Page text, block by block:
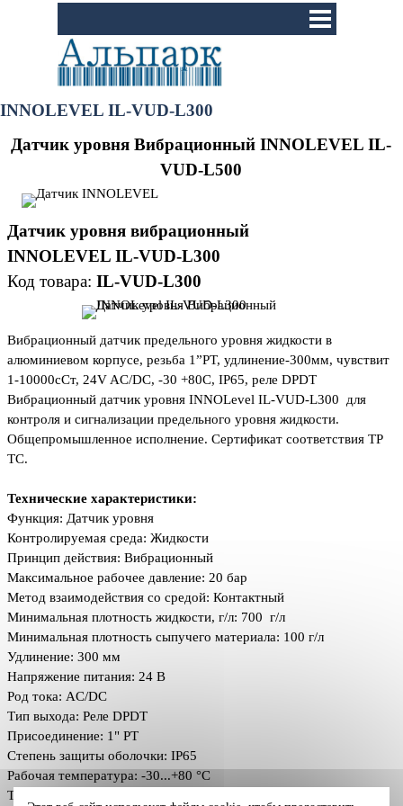
Перейти к контенту
INNOLEVEL IL-VUD-L300
Датчик уровня Вибрационный INNOLEVELIL-
VUD-L500
Датчик уровня вибрационный
INNOLEVEL IL-VUD-L300
Код товара: IL-VUD-L300
Вибрационный датчик предельного уровня жидкости в
алюминиевом корпусе, резьба 1”PT, удлинение-300мм, чувствит
1-10000сСт, 24V AC/DC, -30 +80С, IP65, реле DPDT
Вибрационный датчик уровня INNOLevel IL-VUD-L300 для
контроля и сигнализации предельного уровня жидкости.
Общепромышленное исполнение. Сертификат соответствия ТР
ТС.
Технические характеристики:
Функция: Датчик уровня
Контролируемая среда: Жидкости
Принцип действия: Вибрационный
Максимальное рабочее давление: 20 бар
Метод взаимодействия со средой: Контактный
Минимальная плотность жидкости, г/л: 700 г/л
Минимальная плотность сыпучего материала: 100 г/л
Удлинение: 300 мм
Напряжение питания: 24 В
Род тока: AC/DC
Тип выхода: Реле DPDT
Присоединение: 1" PT
Степень защиты оболочки: IP65
Рабочая температура: -30...+80 °C
Температура окружающей среды: -30...+60 °C